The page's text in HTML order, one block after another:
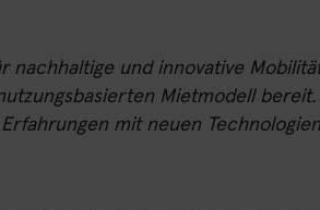
nachhaltige und innovative
Mietmodell
mit neuen